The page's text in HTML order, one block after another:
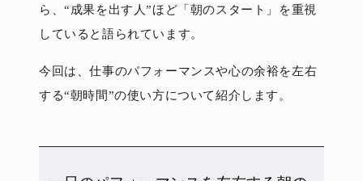
ら、“成果を出す人”ほど「朝のスタート」を重視
していると語られています。
今回は、仕事のパフォーマンスや心の余裕を左右
する“朝時間”の使い方について紹介します。